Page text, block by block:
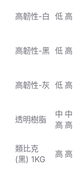
高韌性-白 低 高
高韌性-黑 低 高
高韌性-灰 低 高
透明樹脂
中
高
中
高
類比克
(黑) 1KG
高 高